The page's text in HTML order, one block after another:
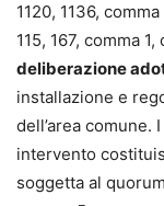
1120, 1136,
115, 167, comma
deliberazione
installazione e
dell’area
intervento
soggetta al